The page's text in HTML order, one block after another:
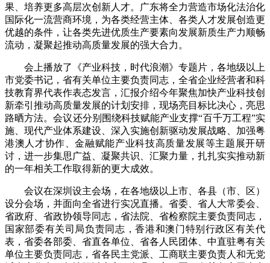
果、培养更多高层次创新人才。广东将全力营造市场化法治化
国际化一流营商环境，为各类经营主体、各类人才发展创造更
优越的条件，让各类先进优质生产要素向发展新质生产力顺畅
流动，凝聚起推动高质量发展的强大合力。
会上播放了《产业科技，时代浪潮》专题片，各地级以上
市党委书记，省有关单位主要负责同志，全省企业经营者和科
技教育界代表作表态发言，汇报介绍今年聚焦加快产业科技创
新牵引推动高质量发展的计划安排，现场亮目标比决心，亮思
路晒方法。会议还分别围绕科技赋能产业支撑“百千万工程”实
施、现代产业体系建设、深入实施创新驱动发展战略、加强粤
港澳人才协作、金融赋能产业科技高质量发展等主题展开研
讨，进一步集思广益、凝聚共识、汇聚力量，扎扎实实推动新
的一年相关工作取得新的更大成效。
会议在深圳设主会场，在各地级以上市、各县（市、区）
设分会场，并面向全省进行实况直播。省委、省人大常委会、
省政府、省政协领导同志，省法院、省检察院主要负责同志，
国家部委有关司局负责同志，香港和澳门特别行政区有关代
表，省委各部委、省直各单位、省各人民团体、中直驻粤有关
单位主要负责同志，省各民主党派、工商联主要负责人和无党